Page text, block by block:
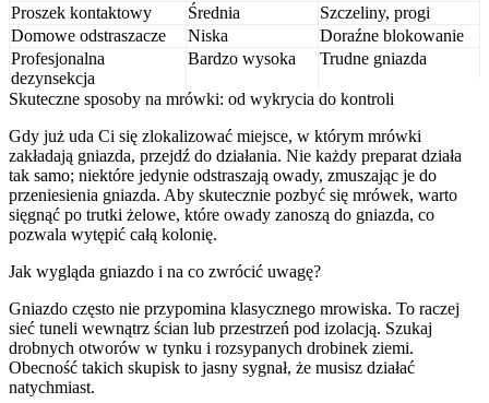
Proszek kontaktowy
Średnia
Szczeliny, progi
Domowe odstraszacze
Niska
Doraźne blokowanie
Profesjonalna
dezynsekcja
Bardzo wysoka Trudne gniazda
Skuteczne sposoby na mrówki: od wykrycia do kontroli
Gdy już uda Ci się zlokalizować miejsce, w którym mrówki
zakładają gniazda, przejdź do działania. Nie każdy preparat działa
tak samo; niektóre jedynie odstraszają owady, zmuszając je do
przeniesienia gniazda. Aby skutecznie pozbyć się mrówek, warto
sięgnąć po trutki żelowe, które owady zanoszą do gniazda, co
pozwala wytępić całą kolonię.
Jak wygląda gniazdo i na co zwrócić uwagę?
Gniazdo często nie przypomina klasycznego mrowiska. To raczej
sieć tuneli wewnątrz ścian lub przestrzeń pod izolacją. Szukaj
drobnych otworów w tynku i rozsypanych drobinek ziemi.
Obecność takich skupisk to jasny sygnał, że musisz działać
natychmiast.